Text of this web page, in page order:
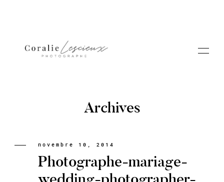
Portfolio
A PROPOS CORALIE
Archives
novembre 10, 2014
Photographe-mariage-